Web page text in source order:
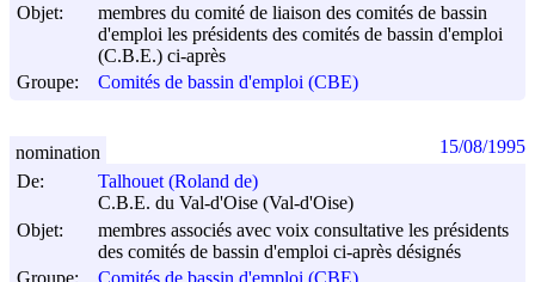
Objet:
membres du comité de liaison des comités de bassin
d'emploi les présidents des comités de bassin d'emploi
(C.B.E.) ci-après
Groupe:
Comités de bassin d'emploi (CBE)
De:
Talhouet (Roland de)
C.B.E. du Val-d'Oise (Val-d'Oise)
Objet:
membres associés avec voix consultative les présidents
des comités de bassin d'emploi ci-après désignés
Groupe:
nomination 15/08/1995